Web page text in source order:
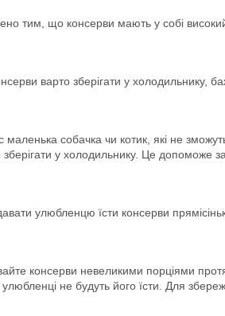
тим, що консерви мають у собі
варто зберігати у холодильнику,
собачка чи котик, які не
зберігати у холодильнику. Це допоможе
улюбленцю їсти консерви
консерви невеликими порціями
не будуть його їсти. Для